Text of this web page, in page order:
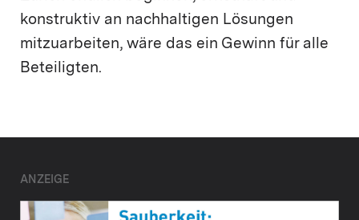
konstruktiv an nachhaltigen Lösungen
mitzuarbeiten, wäre das ein Gewinn für alle
Beteiligten.
ANZEIGE